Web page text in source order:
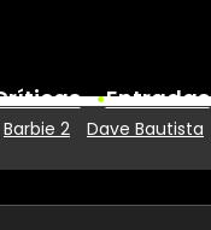
Entradas
Premios
Barbie 2 Dave Bautista